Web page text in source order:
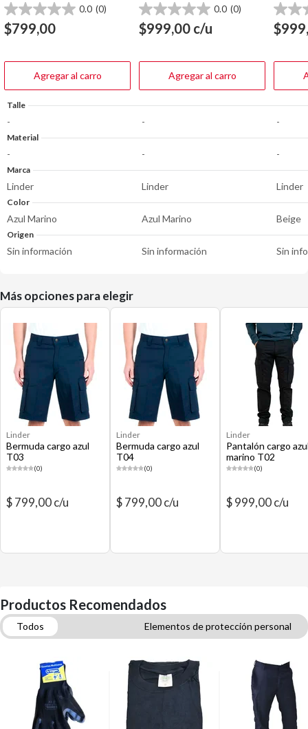
0.0 (0)
0.0
de
5
$799,00
Agregar al carro
0.0 (0)
0.0
de
5
$999,00 c/u
Agregar al carro
0.0
de
5
$
Talle
- - -
Material
- - -
Marca
Linder Linder Linder
Color
Azul Marino Azul Marino Beige
Origen
Sin información Sin información Sin
Más opciones para elegir
Linder
Bermuda cargo azul
T03
(0)
$ 799,00 c/u
Linder
Bermuda cargo azul
T04
(0)
$ 799,00 c/u
Linder
Pantalón cargo
marino T02
(0)
$ 999,00 c/u
Productos Recomendados
Todos
Elementos de protección personal